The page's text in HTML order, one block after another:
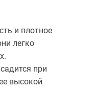
и плотное
легко
при
высокой